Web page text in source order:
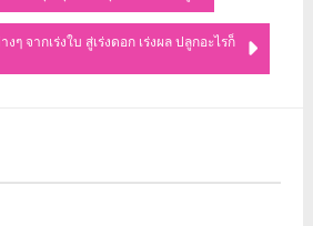
ๆ จากเร่งใบ สู่เร่งดอก เร่งผล ปลูกอะไรก็